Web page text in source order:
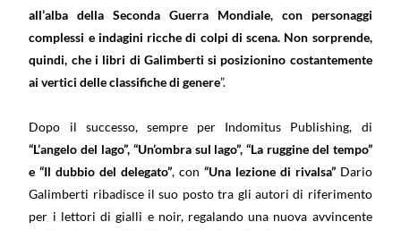
all’alba della Seconda Guerra Mondiale, con personaggi
complessi e indagini ricche di colpi di scena. Non sorprende,
quindi, che i libri di Galimberti si posizionino costantemente
ai vertici delle classifiche di genere”.
Dopo il successo, sempre per Indomitus Publishing, di
“L’angelo del lago”, “Un’ombra sul lago”, “La ruggine del tempo”
e “Il dubbio del delegato”, con “Una lezione di rivalsa”Dario
Galimberti ribadisce il suo posto tra gli autori di riferimento
per i lettori di gialli e noir, regalando una nuova avvincente